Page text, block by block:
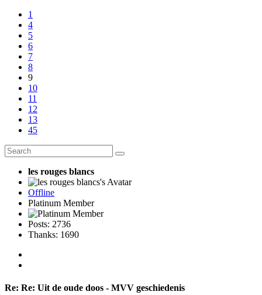
1
4
5
6
7
8
9
10
11
12
13
45
les rouges blancs
Offline
Platinum Member
Posts: 2736
Thanks: 1690
Re: Re: Uit de oude doos - MVV geschiedenis